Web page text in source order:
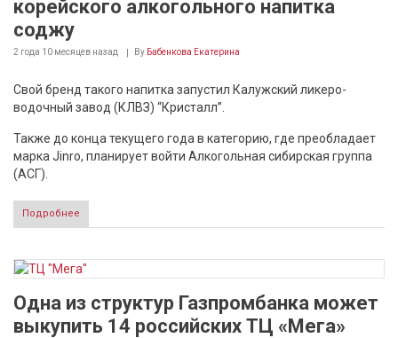
корейского алкогольного напитка
соджу
2 года 10 месяцев назад By Бабенкова Екатерина
Свой бренд такого напитка запустил Калужский ликеро-
водочный завод (КЛВЗ) “Кристалл”.
Также до конца текущего года в категорию, где преобладает
марка Jinro, планирует войти Алкогольная сибирская группа
(АСГ).
Подробнее
Одна из структур Газпромбанка может
выкупить 14 российских ТЦ «Мега»